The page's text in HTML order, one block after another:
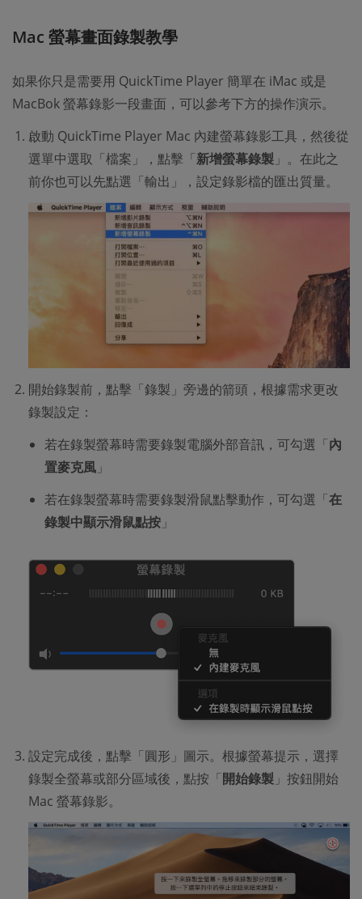
Mac 螢幕畫面錄製教學
如果你只是需要用 QuickTime Player 簡單在 iMac 或是
MacBok 螢幕錄影一段畫面，可以參考下方的操作演示。
啟動 QuickTime Player Mac 內建螢幕錄影工具，然後從
選單中選取「檔案」，點擊「新增螢幕錄製 」。在此之
前你也可以先點選「輸出」，設定錄影檔的匯出質量。
開始錄製前，點擊「錄製」旁邊的箭頭，根據需求更改
錄製設定：
若在錄製螢幕時需要錄製電腦外部音訊，可勾選「內
置麥克風 」
若在錄製螢幕時需要錄製滑鼠點擊動作，可勾選「在
錄製中顯示滑鼠點按 」
設定完成後，點擊「圓形」圖示。根據螢幕提示，選擇
錄製全螢幕或部分區域後，點按「開始錄製 」按鈕開始
Mac 螢幕錄影。